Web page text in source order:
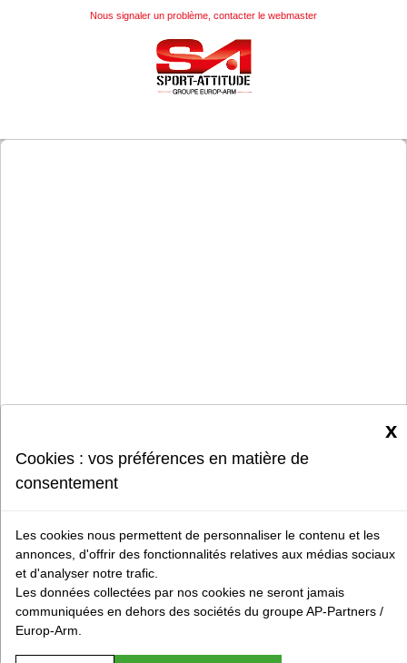
Nous signaler un problème, contacter le webmaster
Cookies : vos préférences en matière de
consentement
x
Les cookies nous permettent de personnaliser le contenu et les
annonces, d'offrir des fonctionnalités relatives aux médias sociaux
et d'analyser notre trafic.
Les données collectées par nos cookies ne seront jamais
communiquées en dehors des sociétés du groupe AP-Partners /
Europ-Arm.